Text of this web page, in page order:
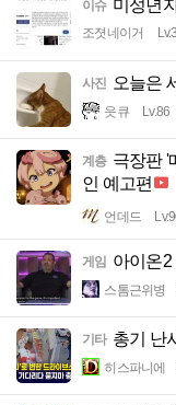
이슈 미성년
조졋네이거
사진 오늘은
읏큐 Lv.86
계층 극장판 '
인 예고편
언데드
게임 아이온2
스톰근위병
기타 총기 난
히스파니에